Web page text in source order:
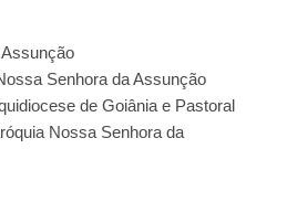
Senhora da Assunção
de Goiânia e Pastoral
Nossa Senhora da